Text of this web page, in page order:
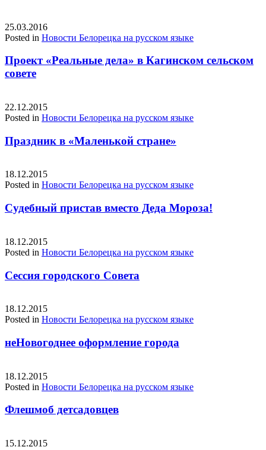
25.03.2016
Posted in Новости Белорецка на русском языке
Проект «Реальные дела» в Кагинском сельском
совете
22.12.2015
Posted in Новости Белорецка на русском языке
Праздник в «Маленькой стране»
18.12.2015
Posted in Новости Белорецка на русском языке
Судебный пристав вместо Деда Мороза!
18.12.2015
Posted in Новости Белорецка на русском языке
Сессия городского Совета
18.12.2015
Posted in Новости Белорецка на русском языке
неНовогоднее оформление города
18.12.2015
Posted in Новости Белорецка на русском языке
Флешмоб детсадовцев
15.12.2015